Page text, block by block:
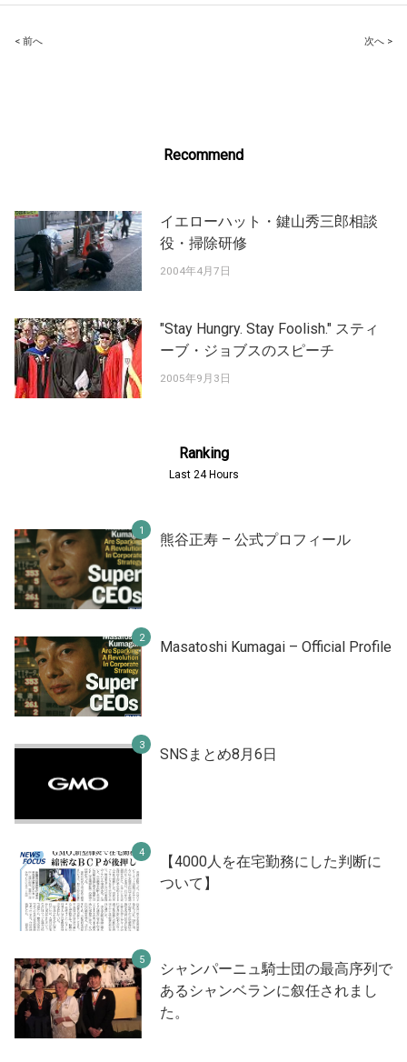
Post
< 前へ 次へ >
Recommend
イエローハット・鍵山秀三郎相談
役・掃除研修
2004年4月7日
"Stay Hungry. Stay Foolish." スティ
ーブ・ジョブスのスピーチ
2005年9月3日
Ranking
Last 24 Hours
熊谷正寿 – 公式プロフィール
Masatoshi Kumagai – Official Profile
SNSまとめ8月6日
【4000人を在宅勤務にした判断に
ついて】
シャンパーニュ騎士団の最高序列で
あるシャンベランに叙任されまし
た。